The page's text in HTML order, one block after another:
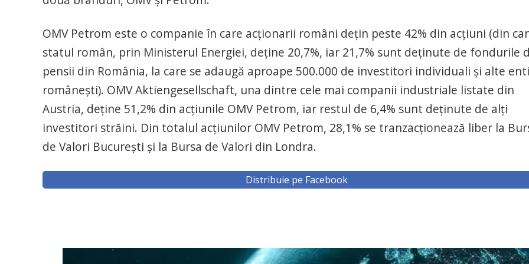
OMV Petrom este o companie în care acţionarii români deţin peste 42% din acţiuni (din
statul român, prin Ministerul Energiei, deţine 20,7%, iar 21,7% sunt deţinute de fondurile
pensii din România, la care se adaugă aproape 500.000 de investitori individuali şi alte
româneşti). OMV Aktiengesellschaft, una dintre cele mai companii industriale listate din
Austria, deţine 51,2% din acţiunile OMV Petrom, iar restul de 6,4% sunt deţinute de alţi
investitori străini. Din totalul acţiunilor OMV Petrom, 28,1% se tranzacţionează liber la
de Valori Bucureşti şi la Bursa de Valori din Londra.
Distribuie pe Facebook